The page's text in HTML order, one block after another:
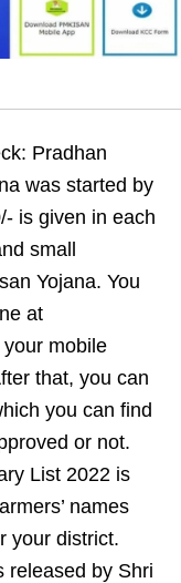
Pradhan
was started by
is given in each
small
Yojana. You
at
mobile
that, you can
you can find
or not.
List 2022 is
names
your district.
released by Shri